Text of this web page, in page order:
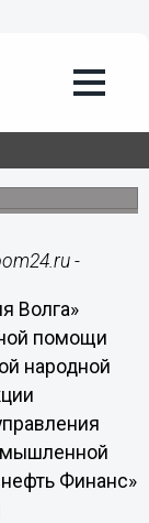
-
Волга»
помощи
народной
Финанс»